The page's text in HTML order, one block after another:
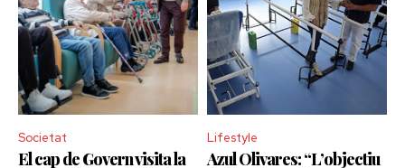
pacients, col·laboradors i amics
del centre van gaudir d’una
jornada divertida i… amb
beneficis per a la salut!
Societat
El cap de Govern visita la
Lifestyle
Azul Olivares: “L’objectiu